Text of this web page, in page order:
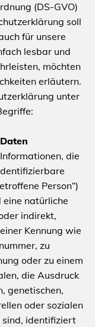
(DS-GVO)
soll
für unsere
lesbar und
möchten
erläutern.
unter
die
Person“)
natürliche
indirekt,
Kennung wie
zu
oder zu einem
die Ausdruck
genetischen,
oder sozialen
sind, identifiziert